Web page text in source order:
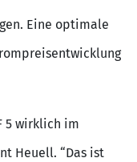
Eine optimale
5 wirklich im
Heuell. “Das ist